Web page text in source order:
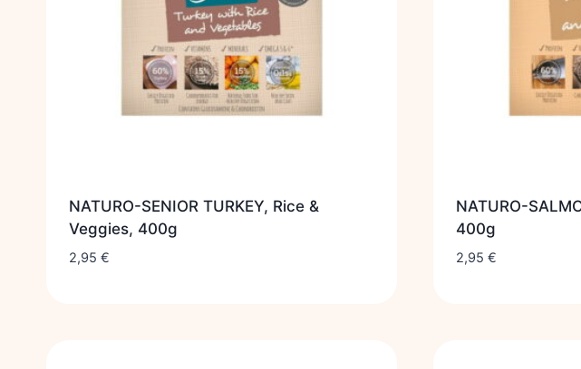
NATURO-SENIOR TURKEY, Rice &
Veggies, 400g
2,95 €
NATURO-
400g
2,95 €